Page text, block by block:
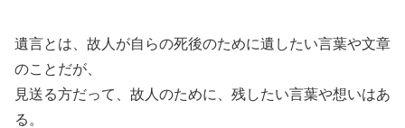
遺言とは、故人が自らの死後のために遺したい言葉や文章
のことだが、
見送る方だって、故人のために、残したい言葉や想いはあ
る。